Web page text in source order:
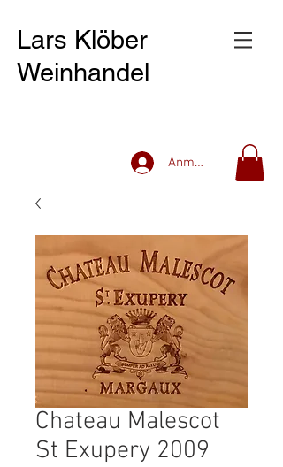
Lars Klöber
Weinhandel
Anmelden
Chateau Malescot
St Exupery 2009